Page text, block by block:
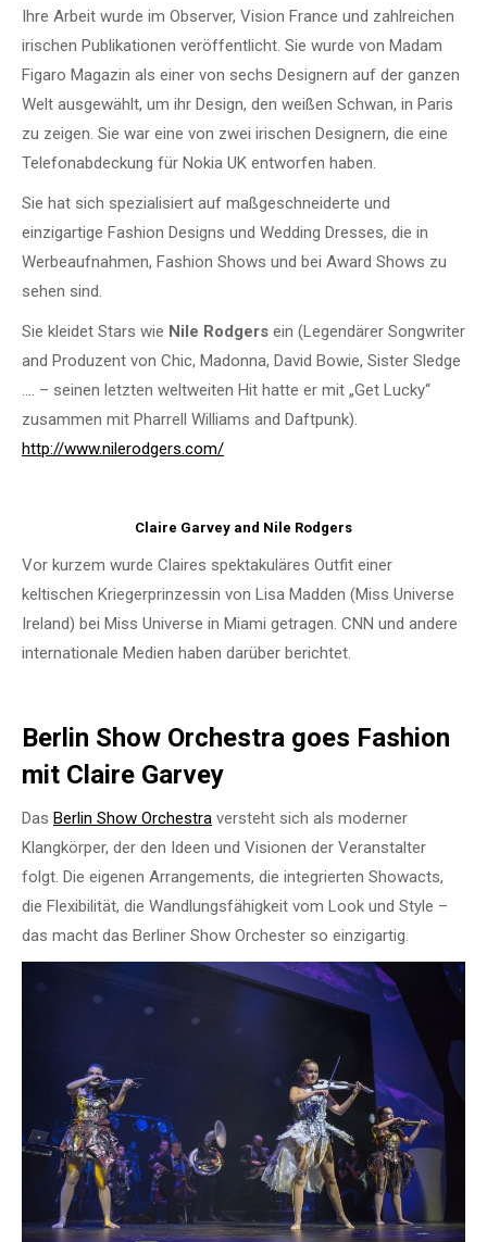
Ihre Arbeit wurde im Observer, Vision France und zahlreichen
irischen Publikationen veröffentlicht. Sie wurde von Madam
Figaro Magazin als einer von sechs Designern auf der ganzen
Welt ausgewählt, um ihr Design, den weißen Schwan, in Paris
zu zeigen. Sie war eine von zwei irischen Designern, die eine
Telefonabdeckung für Nokia UK entworfen haben.
Sie hat sich spezialisiert auf maßgeschneiderte und
einzigartige Fashion Designs und Wedding Dresses, die in
Werbeaufnahmen, Fashion Shows und bei Award Shows zu
sehen sind.
Sie kleidet Stars wie Nile Rodgers ein (Legendärer Songwriter
and Produzent von Chic, Madonna, David Bowie, Sister Sledge
…. – seinen letzten weltweiten Hit hatte er mit „Get Lucky“
zusammen mit Pharrell Williams and Daftpunk).
http://www.nilerodgers.com/
Claire Garvey and Nile Rodgers
Vor kurzem wurde Claires spektakuläres Outfit einer
keltischen Kriegerprinzessin von Lisa Madden (Miss Universe
Ireland) bei Miss Universe in Miami getragen. CNN und andere
internationale Medien haben darüber berichtet.
Berlin Show Orchestra goes Fashion
mit Claire Garvey
Das Berlin Show Orchestra versteht sich als moderner
Klangkörper, der den Ideen und Visionen der Veranstalter
folgt. Die eigenen Arrangements, die integrierten Showacts,
die Flexibilität, die Wandlungsfähigkeit vom Look und Style –
das macht das Berliner Show Orchester so einzigartig.